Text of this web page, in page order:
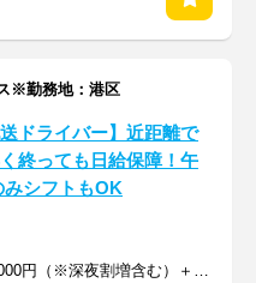
※勤務地：港区
送ドライバー】近距離で
終っても日給保障！午
みシフトもOK
日給5700～1万5000円（※深夜割増含む）＋交通費あり